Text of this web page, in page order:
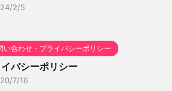
2/5
い合わせ・プライバシーポリシー
バシーポリシー
7/16